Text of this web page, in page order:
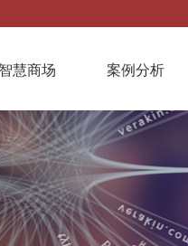
智慧商场 案例分析